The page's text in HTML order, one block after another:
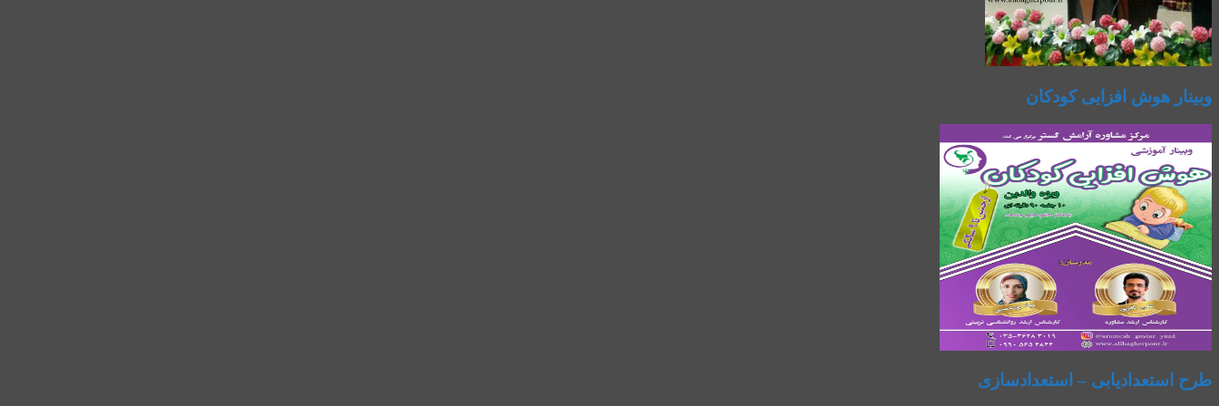
وبینار هوش افزایی کودکان
طرح استعدادیابی – استعدادسازی